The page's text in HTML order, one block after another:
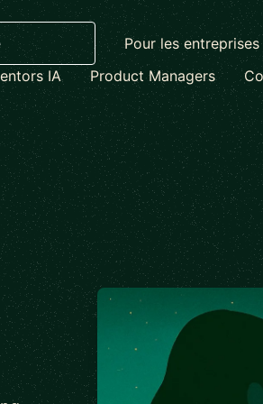
Pour les entreprises
IA Product Managers